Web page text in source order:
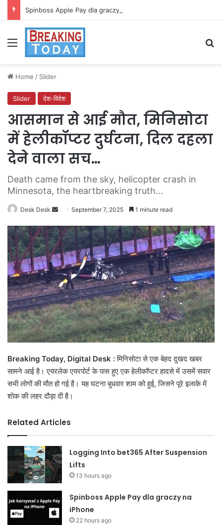
Spinboss Apple Pay dla graczy na iPhone
Menu
Home / Slider
Slider देश-विदेश
आसमान से आई मौत, मिनिसोटा
में हेलीकॉप्टर दुर्घटना, दिल दहला
देने वाला सच…
Death came from the sky, helicopter crash in
Minnesota, the heartbreaking truth...
Desk Desk
Send
email
September 7, 2025 1 minute read
Breaking Today, Digital Desk :मिनिसोटा से एक बेहद दुखद खबर
सामने आई है। एयरलेक एयरपोर्ट के पास हुए एक हेलीकॉप्टर हादसे में उसमें सवार
सभी लोगों की मौत हो गई है। यह घटना बुधवार शाम को हुई, जिसने पूरे इलाके में
शोक की लहर दौड़ा दी है।
Related Articles
Logging Into bet365 After Suspension
Lifts
13 hours ago
Spinboss Apple Pay dla graczy na
iPhone
22 hours ago